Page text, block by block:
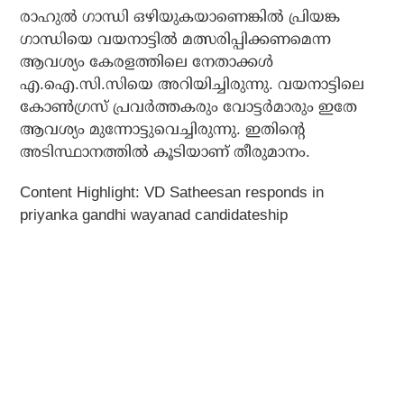
രാഹുല്‍ ഗാന്ധി ഒഴിയുകയാണെങ്കില്‍ പ്രിയങ്ക ​
ഗാന്ധിയെ വയനാട്ടില്‍ മത്സരിപ്പിക്കണമെന്ന
ആവശ്യം കേരളത്തിലെ നേതാക്കള്‍
എ.ഐ.സി.സിയെ അറിയിച്ചിരുന്നു. വയനാട്ടിലെ
കോണ്‍ഗ്രസ് പ്രവര്‍ത്തകരും വോട്ടര്‍മാരും ഇതേ
ആവശ്യം മുന്നോട്ടുവെച്ചിരുന്നു. ഇതിന്റെ
അടിസ്ഥാനത്തില്‍ കൂടിയാണ് തീരുമാനം.
Content Highlight: VD Satheesan responds in
priyanka gandhi wayanad candidateship